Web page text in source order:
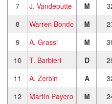
7
J. Vandeputte M
8
Warren Bondo M
9
A. Grassi M
10
T. Barbieri D
11
A. Zerbin A
12
Martín Payero M